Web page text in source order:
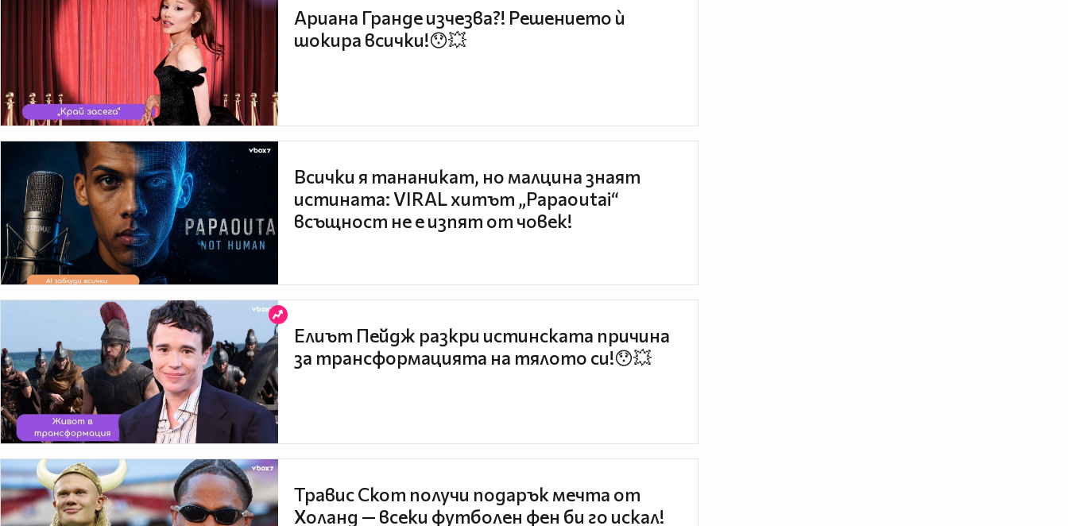
Ариана Гранде изчезва?! Решението ѝ
шокира всички!😯💥
Всички я тананикат, но малцина знаят
истината: VIRAL хитът „Papaoutai“
всъщност не е изпят от човек!
Елиът Пейдж разкри истинската причина
за трансформацията на тялото си!😯💥
Травис Скот получи подарък мечта от
Холанд — всеки футболен фен би го искал!